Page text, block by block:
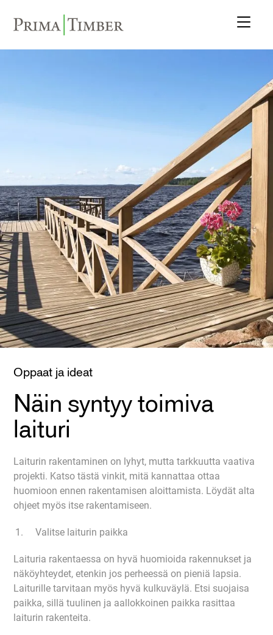
Oppaat ja ideat
Näin syntyy toimiva
laituri
Laiturin rakentaminen on lyhyt, mutta tarkkuutta vaativa
projekti. Katso tästä vinkit, mitä kannattaa ottaa
huomioon ennen rakentamisen aloittamista. Löydät alta
ohjeet myös itse rakentamiseen.
Valitse laiturin paikka
Laituria rakentaessa on hyvä huomioida rakennukset ja
näköyhteydet, etenkin jos perheessä on pieniä lapsia.
Laiturille tarvitaan myös hyvä kulkuväylä. Etsi suojaisa
paikka, sillä tuulinen ja aallokkoinen paikka rasittaa
laiturin rakenteita.